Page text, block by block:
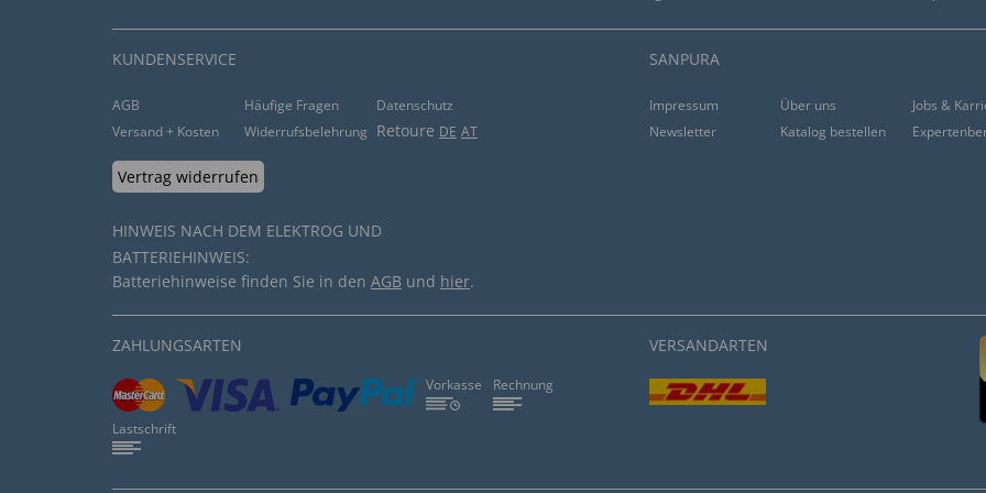
hilfreich (0)
Qualität gut
vonVolker W . vom08.07.2021
“Die Einstellung zu ändern war mir zu aufwändig ”
hilfreich ( 0 ) nicht hilfreich (0
hilfreich ( 0) nicht hilfreich (0)
vonSiegfried N. vom20.05.2021
KUNDENSERVICE
AGB Häufige Fragen
Datenschutz
Versand + Kosten
Widerrufsbelehrung Retoure DE AT
Vertrag widerrufen
HINWEIS NACH DEM ELEKTROG UND
BATTERIEHINWEIS:
Batteriehinweise finden Sie in den AGB und hier.
SANPURA
Impressum Über uns
Jobs &
Newsletter
Katalog bestellen
ZAHLUNGSARTEN
Vorkasse Rechnung
Lastschrift
VERSANDARTEN